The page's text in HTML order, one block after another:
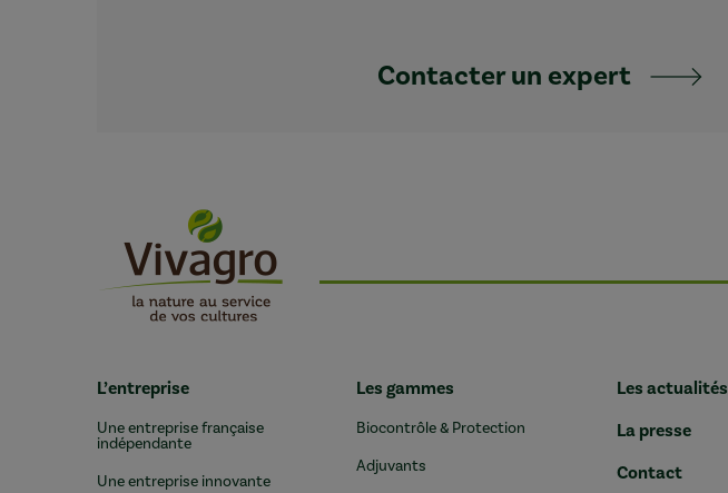
Contacter un expert
L’entreprise
Une entreprise française
indépendante
Une entreprise innovante
Les gammes
Biocontrôle & Protection
Adjuvants
Les actualités
La presse
Contact